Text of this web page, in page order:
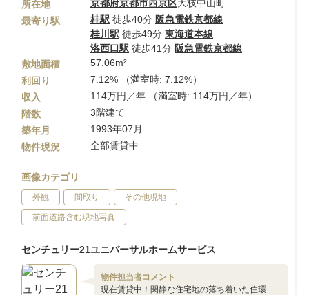
所在地 京都府京都市西京区大枝中山町
最寄り駅
桂駅 徒歩40分 阪急電鉄京都線
桂川駅 徒歩49分 東海道本線
洛西口駅 徒歩41分 阪急電鉄京都線
敷地面積
57.06m²
利回り
7.12% （満室時: 7.12%）
収入
114万円／年 （満室時: 114万円／年）
階数
3階建て
築年月
1993年07月
物件現況
全部賃貸中
画像カテゴリ
外観 間取り その他現地
前面道路含む現地写真
センチュリー21ユニバーサルホームサービス
物件担当者コメント
現在賃貸中！閑静な住宅地の落ち着いた住環